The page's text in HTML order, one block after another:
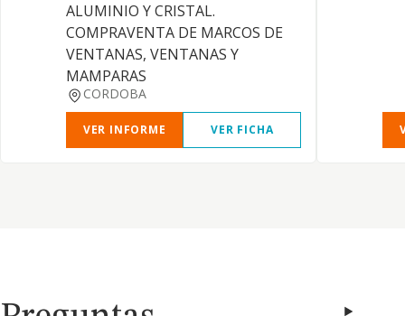
ALUMINIO Y CRISTAL.
COMPRAVENTA DE MARCOS DE
VENTANAS, VENTANAS Y
MAMPARAS
CORDOBA
VER INFORME VER FICHA